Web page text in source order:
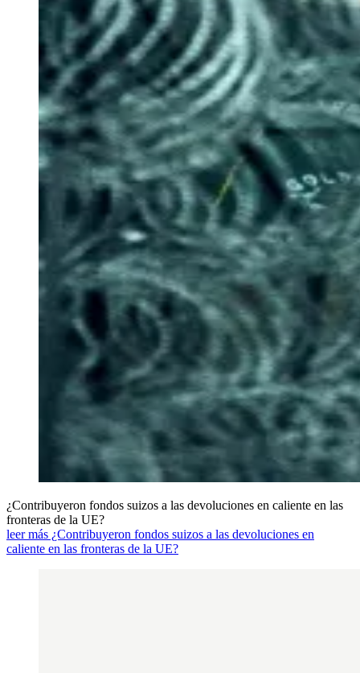
¿Contribuyeron fondos suizos a las devoluciones en caliente en las
fronteras de la UE?
leer más ¿Contribuyeron fondos suizos a las devoluciones en
caliente en las fronteras de la UE?